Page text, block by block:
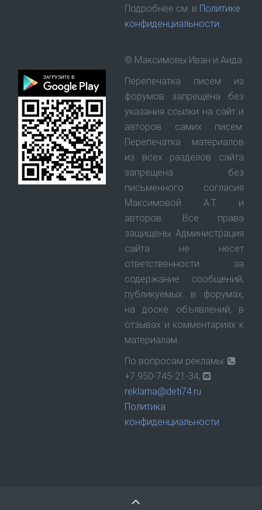
Подробнее см. в Политике
конфиденциальности.
© Максимовы Иван и Аида
Перепечатка писем из
форумов запрещена без
указания ссылки на сайт и
авторов самих писем.
Перепечатка материалов
из всех разделов сайта
запрещена без
письменного согласия
Максимовой А.Т. и
авторов. Все права
защищены. Администрация
сайта не несет
ответственности за
содержание сообщений,
публикуемых в форумах,
на доске объявлений, в
отзывах и комментариях к
материалам.
По вопросам рекламы:
+7 950-745-21-34,
reklama@deti74.ru
Политика
конфиденциальности